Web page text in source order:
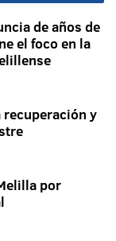
de años de
el foco en la
recuperación y
por